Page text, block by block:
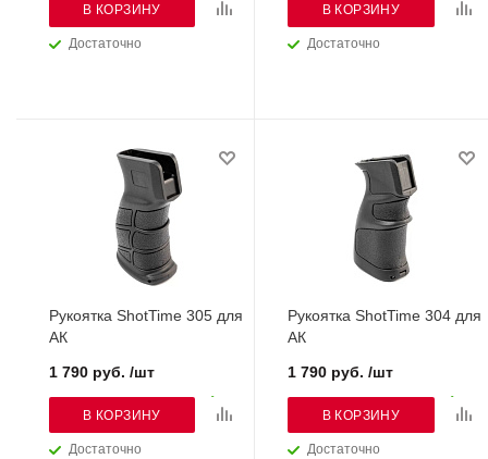
Достаточно
В КОРЗИНУ
Достаточно
В КОРЗИНУ
Рукоятка ShotTime 305 для
АК
Достаточно
1 790 руб. /шт
В КОРЗИНУ
Рукоятка ShotTime 304 для
АК
Достаточно
1 790 руб. /шт
В КОРЗИНУ